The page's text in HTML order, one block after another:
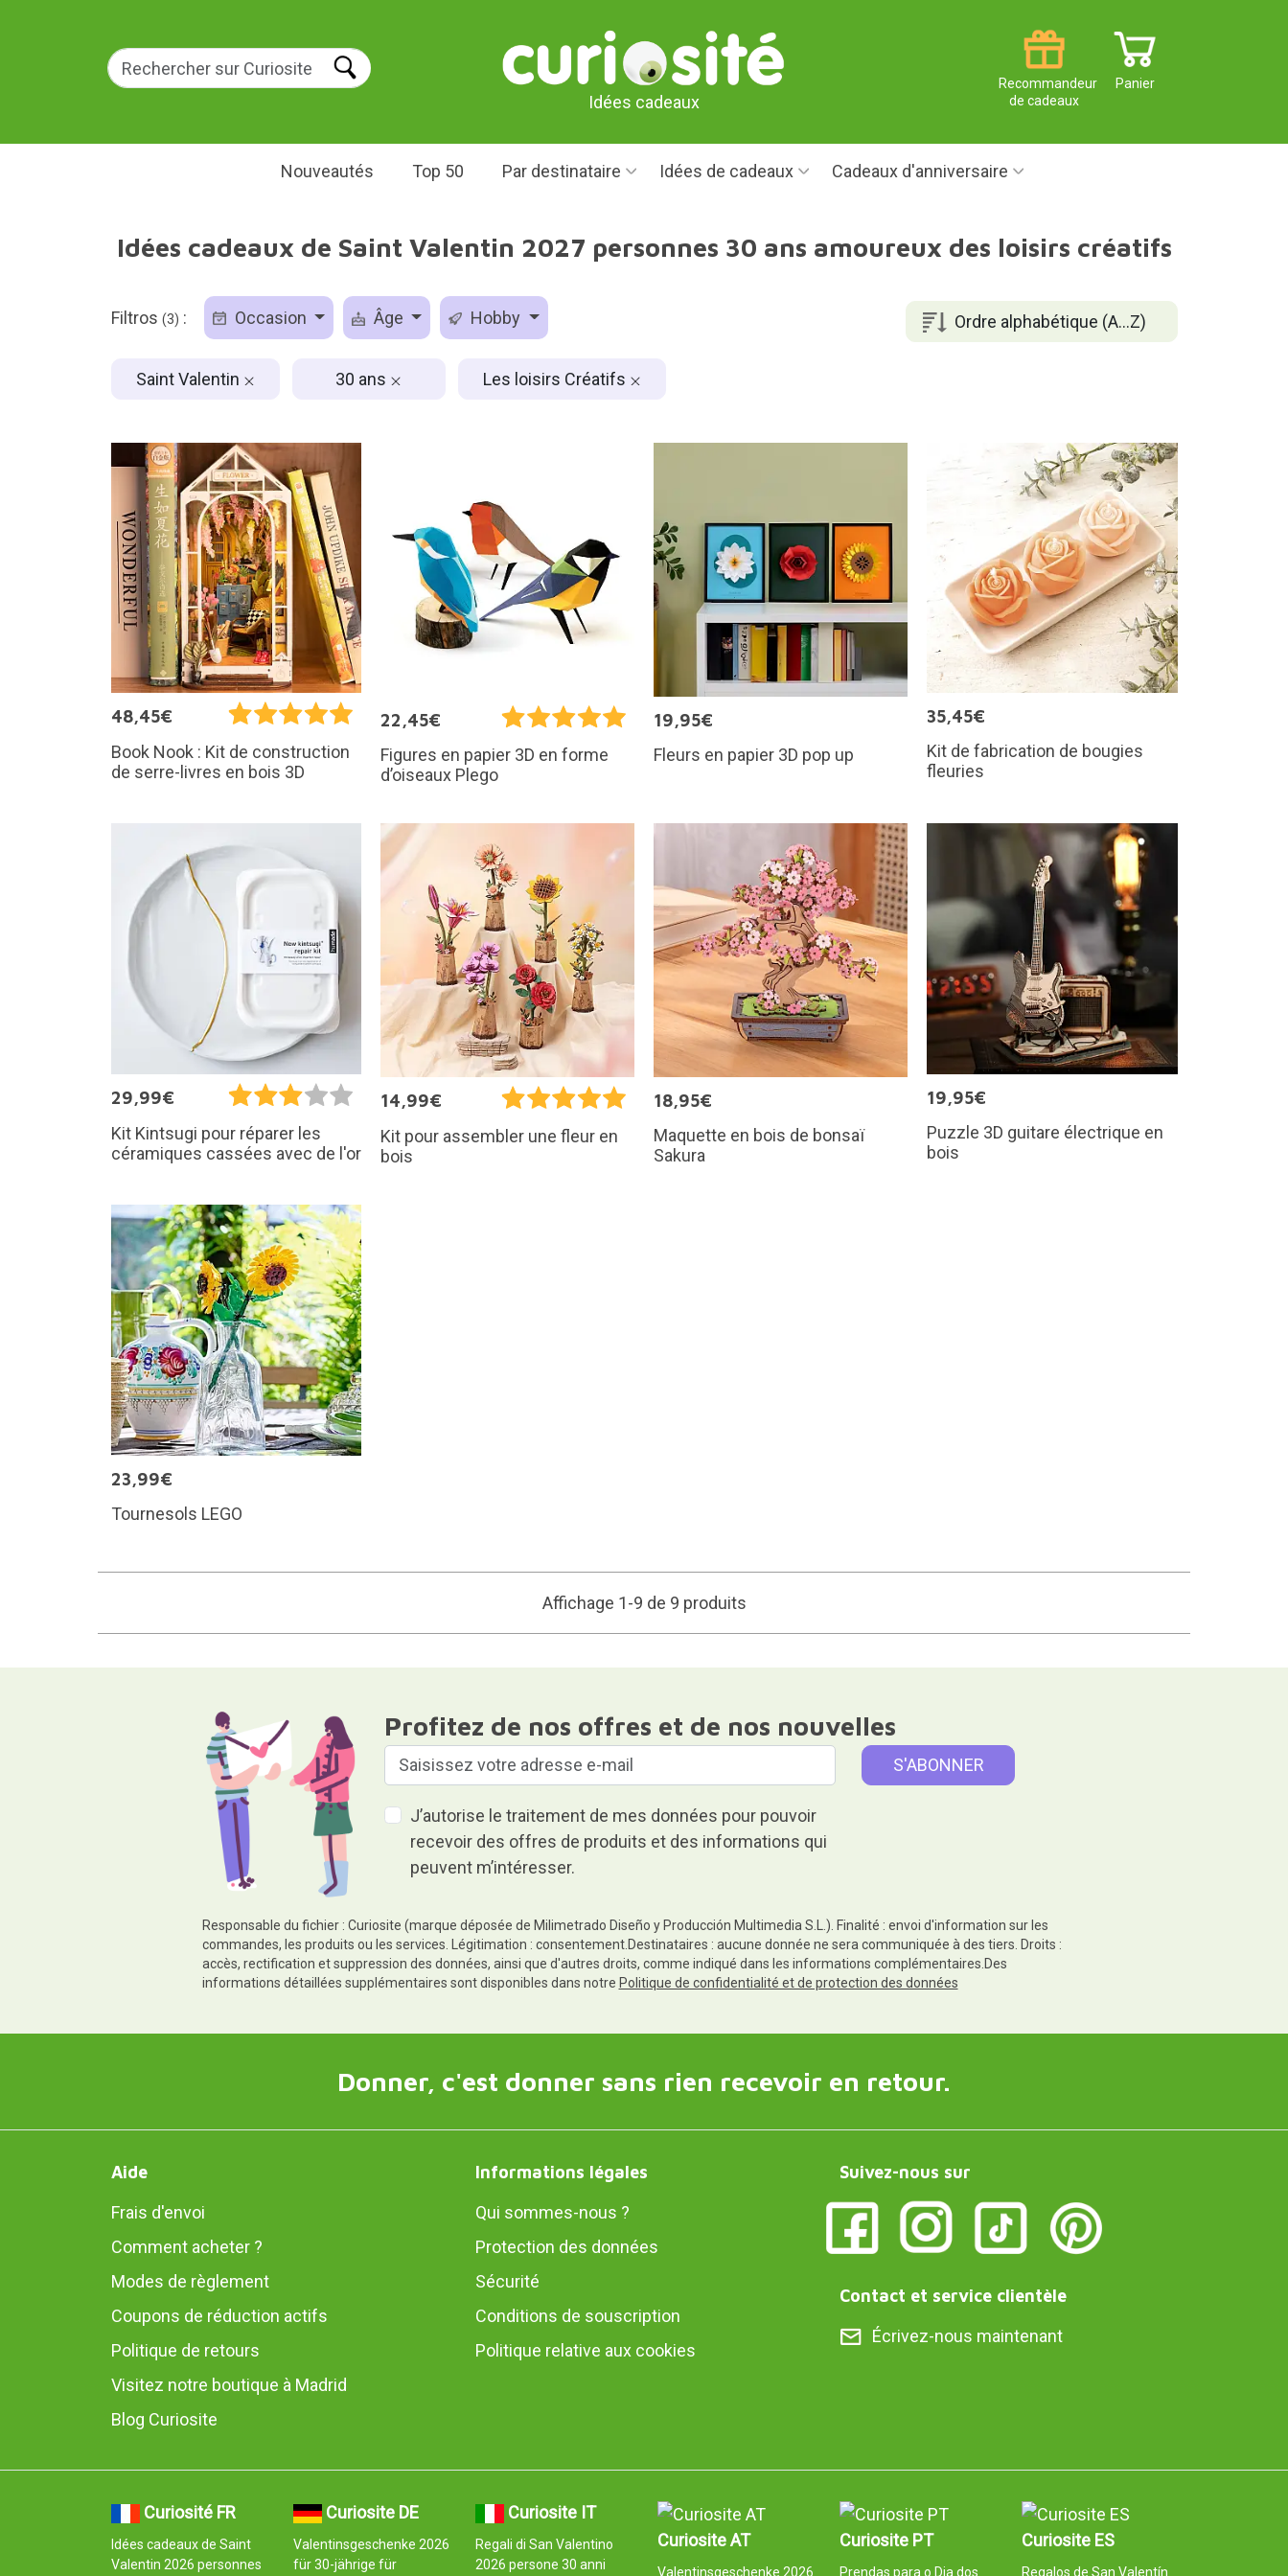
Idées cadeaux
Panier
Recommandeur
de cadeaux
Nouveautés Top 50 Par destinataire Idées de cadeaux Cadeaux d'anniversaire
Idées cadeaux de Saint Valentin 2027 personnes 30 ans amoureux des loisirs créatifs
Ordre alphabétique (A...Z)
Filtros (3) : Occasion Âge Hobby
Saint Valentin 30 ans Les loisirs Créatifs
48,45€
Book Nook : Kit de construction
de serre-livres en bois 3D
22,45€
Figures en papier 3D en forme
d’oiseaux Plego
19,95€
Fleurs en papier 3D pop up
35,45€
Kit de fabrication de bougies
fleuries
29,99€
Kit Kintsugi pour réparer les
céramiques cassées avec de l'or
14,99€
Kit pour assembler une fleur en
bois
18,95€
Maquette en bois de bonsaï
Sakura
19,95€
Puzzle 3D guitare électrique en
bois
23,99€
Tournesols LEGO
Affichage 1-9 de 9 produits
Profitez de nos offres et de nos nouvelles
J’autorise le traitement de mes données pour pouvoir
recevoir des offres de produits et des informations qui
peuvent m’intéresser.
Responsable du fichier : Curiosite (marque déposée de Milimetrado Diseño y Producción Multimedia S.L.). Finalité : envoi d'information sur les
commandes, les produits ou les services. Légitimation : consentement.Destinataires : aucune donnée ne sera communiquée à des tiers. Droits :
accès, rectification et suppression des données, ainsi que d'autres droits, comme indiqué dans les informations complémentaires.Des
informations détaillées supplémentaires sont disponibles dans notre Politique de confidentialité et de protection des données
Donner, c'est donner sans rien recevoir en retour.
Aide
Frais d'envoi
Comment acheter ?
Modes de règlement
Coupons de réduction actifs
Politique de retours
Visitez notre boutique à Madrid
Blog Curiosite
Informations légales
Qui sommes-nous ?
Protection des données
Sécurité
Conditions de souscription
Politique relative aux cookies
Suivez-nous sur
Contact et service clientèle
Écrivez-nous maintenant
Curiosité FR
Idées cadeaux de Saint
Valentin 2026 personnes
Curiosite DE
Valentinsgeschenke 2026
für 30-jährige für
Curiosite IT
Regali di San Valentino
2026 persone 30 anni
Curiosite AT
Valentinsgeschenke 2026
Curiosite PT
Prendas para o Dia dos
Curiosite ES
Regalos de San Valentín